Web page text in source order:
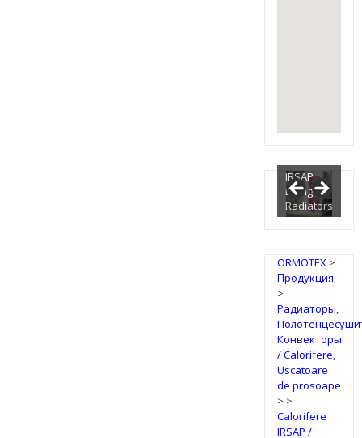
IRSAP
Design
Radiators
ORMOTEX>
Продукция
>
Радиаторы,
Конвекторы
/ Calorifere,
Uscatoare
de prosoape
> >
Calorifere
IRSAP /